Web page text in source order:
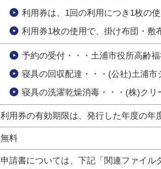
利用券は、1回の利用につき1枚の使
利用券1枚の使用で、掛け布団・敷
予約の受付・・・土浦市役所高齢
寝具の回収配達・・・(公社)土浦市
寝具の洗濯乾燥消毒・・・(株)クリ
利用券の有効期限は、発行した年度の年
無料
申請書については、下記「関連ファイル